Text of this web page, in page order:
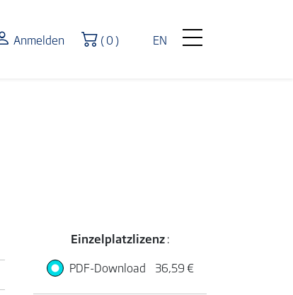
EN
Anmelden Warenkorb
( 0 )
Einzelplatzlizenz:
PDF-Download
36,59 €